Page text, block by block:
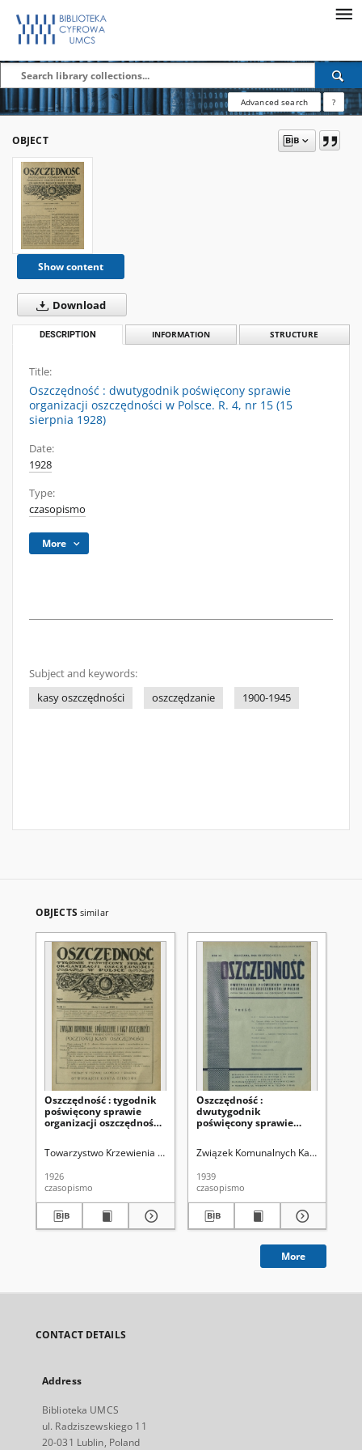
Advanced search ?
OBJECT
Show content
Download
DESCRIPTION INFORMATION STRUCTURE
Title:
Oszczędność : dwutygodnik poświęcony sprawie
organizacji oszczędności w Polsce. R. 4, nr 15 (15
sierpnia 1928)
Date:
1928
Type:
czasopismo
More
Subject and keywords:
kasy oszczędności
oszczędzanie 1900-1945
OBJECTS similar
Oszczędność : tygodnik
poświęcony sprawie
organizacji oszczędności
Towarzystwo Krzewienia Oszczędności w Polsce
1926
czasopismo
Oszczędność :
dwutygodnik
poświęcony sprawie
lutego 1939)
Związek Komunalnych Kas
1939
czasopismo
More
CONTACT DETAILS
Address
Biblioteka UMCS
ul. Radziszewskiego 11
20-031 Lublin, Poland